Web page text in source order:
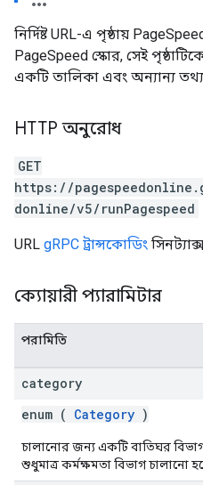
নির্দিষ্ট URL-এ পৃষ্ঠায়
PageSpeed ​​স্কোর, সেই
একটি তালিকা এবং অন্যান্য তথ্য
HTTP অনুরোধ
GET
https://
donline/v5/runPagespeed
URL gRPC ট্রান্সকোডিং
ক্যোয়ারী প্যারামিটার
পরামিতি
category
enum ( Category )
চালানোর জন্য একটি বাতিঘর
শুধুমাত্র কর্মক্ষমতা বিভাগ চালানো